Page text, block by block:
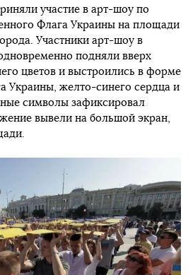
участие в арт-шоу по
Флага Украины на площади
Участники арт-шоу в
подняли вверх
цветов и выстроились в форме
Украины, желто-синего сердца и
символы зафиксировал
вывели на большой экран,